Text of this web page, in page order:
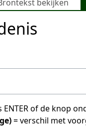
bekijken
of de knop
= verschil met